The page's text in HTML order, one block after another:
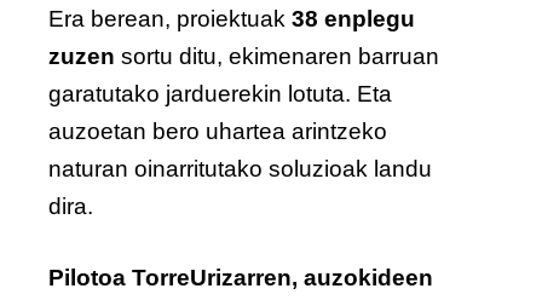
Era berean, proiektuak 38 enplegu
zuzen sortu ditu, ekimenaren barruan
garatutako jarduerekin lotuta. Eta
auzoetan bero uhartea arintzeko
naturan oinarritutako soluzioak landu
dira.
Pilotoa TorreUrizarren, auzokideen